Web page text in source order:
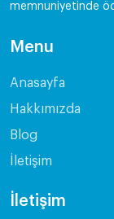
memnuniyetinde
Menu
Anasayfa
Hakkımızda
Blog
İletişim
İletişim